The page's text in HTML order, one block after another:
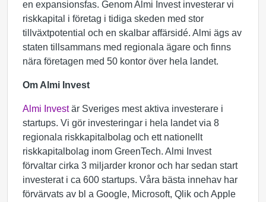
en expansionsfas. Genom Almi Invest investerar vi
riskkapital i företag i tidiga skeden med stor
tillväxtpotential och en skalbar affärsidé. Almi ägs av
staten tillsammans med regionala ägare och finns
nära företagen med 50 kontor över hela landet.
Om Almi Invest
Almi Investär Sveriges mest aktiva investerare i
startups. Vi gör investeringar i hela landet via 8
regionala riskkapitalbolag och ett nationellt
riskkapitalbolag inom GreenTech. Almi Invest
förvaltar cirka 3 miljarder kronor och har sedan start
investerat i ca 600 startups. Våra bästa innehav har
förvärvats av bl a Google, Microsoft, Qlik och Apple